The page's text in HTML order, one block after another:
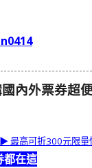
內外票券超
最高可折300元限
都在這